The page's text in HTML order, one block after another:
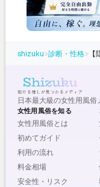
shizuku>診断・性格>
日本最大級の女性用風俗
女性用風俗を知る
女性用風俗とは
初めてガイド
利用の流れ
料金相場
安全性・リスク